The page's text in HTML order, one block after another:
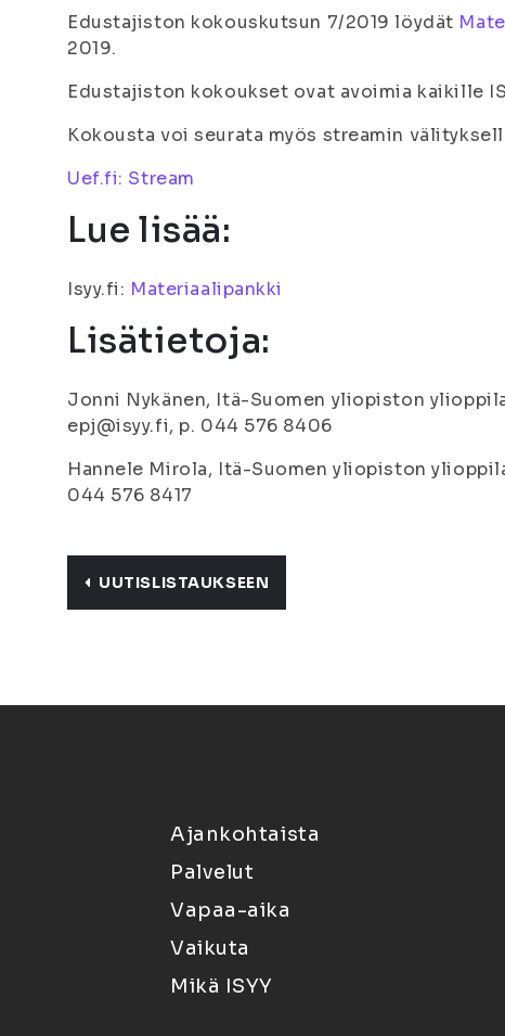
Edustajiston kokouskutsun 7/2019 löydät
2019.
Edustajiston kokoukset ovat avoimia kaikille
Kokousta voi seurata myös streamin
Uef.fi: Stream
Lue lisää:
Isyy.fi: Materiaalipankki
Lisätietoja:
Jonni Nykänen, Itä-Suomen yliopiston
epj@isyy.fi, p. 044 576 8406
Hannele Mirola, Itä-Suomen yliopiston
044 576 8417
UUTISLISTAUKSEEN
Ajankohtaista
Palvelut
Vapaa-aika
Vaikuta
Mikä ISYY